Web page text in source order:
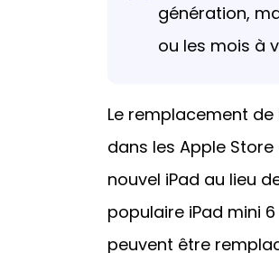
génération,
ou les mois à
Le remplacement
dans les Apple
nouvel iPad au lieu
populaire iPad mini
peuvent être